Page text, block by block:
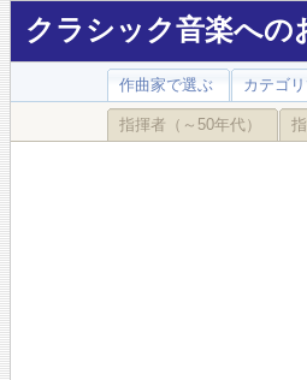
クラシック音楽へ
作曲家で選ぶ カテゴ
指揮者（～50年代）